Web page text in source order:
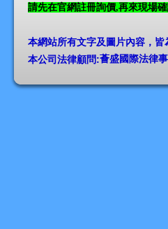
請先在官網註冊詢價,再來現場
本網站所有文字及圖片內容，
本公司法律顧問:薈盛國際法律